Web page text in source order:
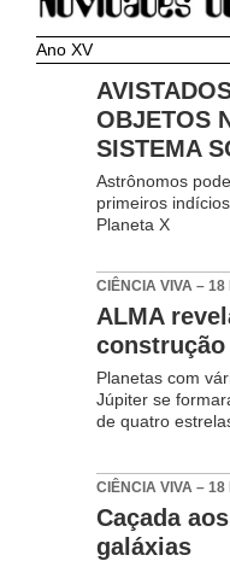
Ano XV
OBJETOS
SISTEMA
Astrônomos
primeiros
Planeta X
CIÊNCIA VIVA –
ALMA
Planetas com
Júpiter se
de quatro
CIÊNCIA VIVA –
Caçada
galáxias